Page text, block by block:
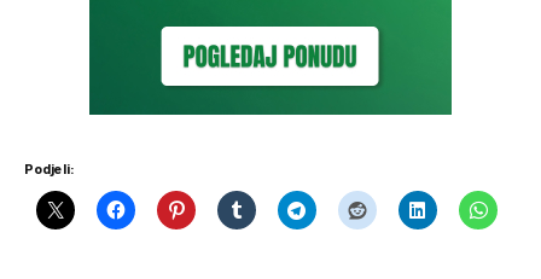
Podjeli: